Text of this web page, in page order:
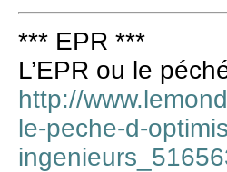
*** EPR ***
L’EPR ou le
http://
le-peche-d-